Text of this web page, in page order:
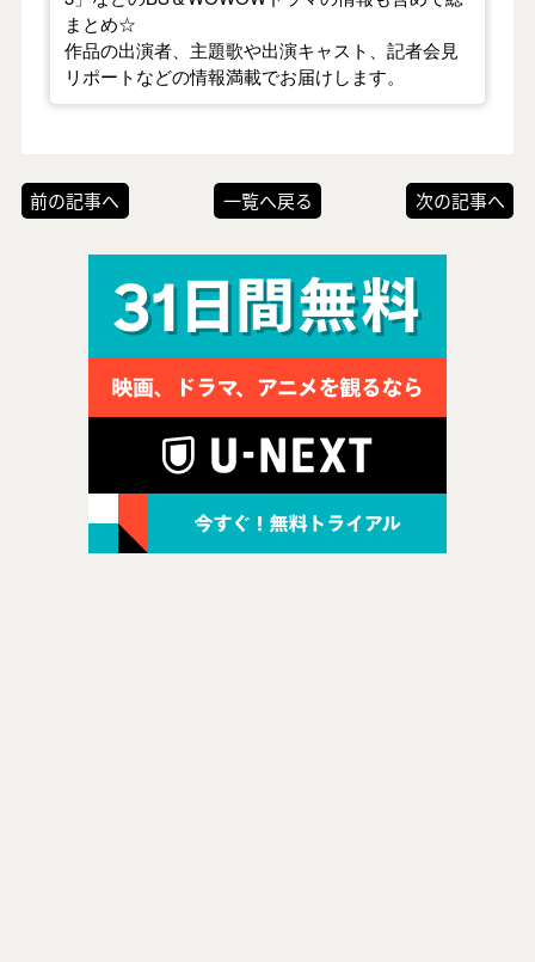
まとめ☆
作品の出演者、主題歌や出演キャスト、記者会見
リポートなどの情報満載でお届けします。
前の記事へ 一覧へ戻る 次の記事へ